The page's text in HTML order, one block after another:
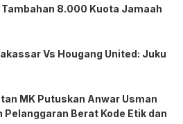
8.000 Kuota Jamaah
Vs Hougang United: Juku
MK Putuskan Anwar Usman
Pelanggaran Berat Kode Etik dan